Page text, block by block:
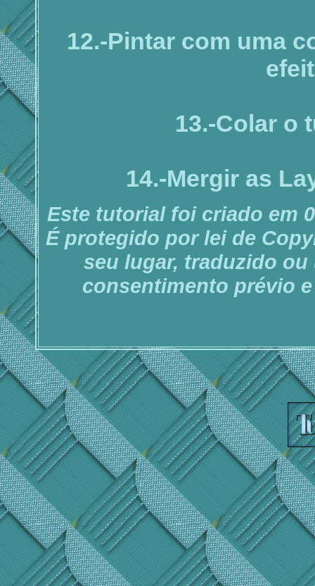
12.-Pintar com uma
13.-Colar o
14.-Mergir as
Este tutorial foi criado em
É protegido por lei de
seu lugar, traduzido
consentimento prévio